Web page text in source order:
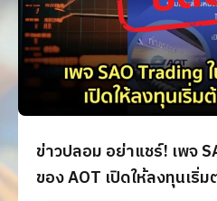
ข่าวปลอม อย่าแชร์! เพจ
ของ AOT เปิดให้ลงทุนเริ่